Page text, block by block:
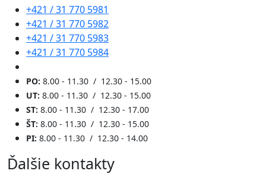
+421 / 31 770 5981
+421 / 31 770 5982
+421 / 31 770 5983
+421 / 31 770 5984
PO: 8.00 - 11.30 / 12.30 - 15.00
UT: 8.00 - 11.30 / 12.30 - 15.00
ST: 8.00 - 11.30 / 12.30 - 17.00
ŠT: 8.00 - 11.30 / 12.30 - 15.00
PI: 8.00 - 11.30 / 12.30 - 14.00
Ďalšie kontakty